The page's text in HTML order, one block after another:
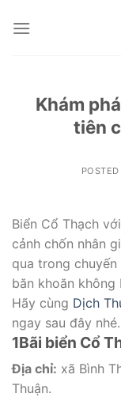
Khám
tiên
Biển Cổ Thạch
cảnh chốn nhân
qua trong
băn khoăn
Hãy cùng Dịch
ngay sau đây nhé.
1Bãi biển Cổ
Địa chỉ: xã Bình
Thuận.